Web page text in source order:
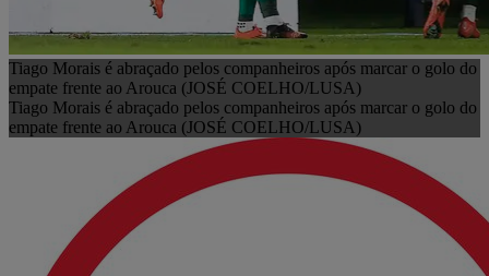
Tiago Morais é abraçado pelos companheiros após marcar o golo do
empate frente ao Arouca (JOSÉ COELHO/LUSA)
Tiago Morais é abraçado pelos companheiros após marcar o golo do
empate frente ao Arouca (JOSÉ COELHO/LUSA)